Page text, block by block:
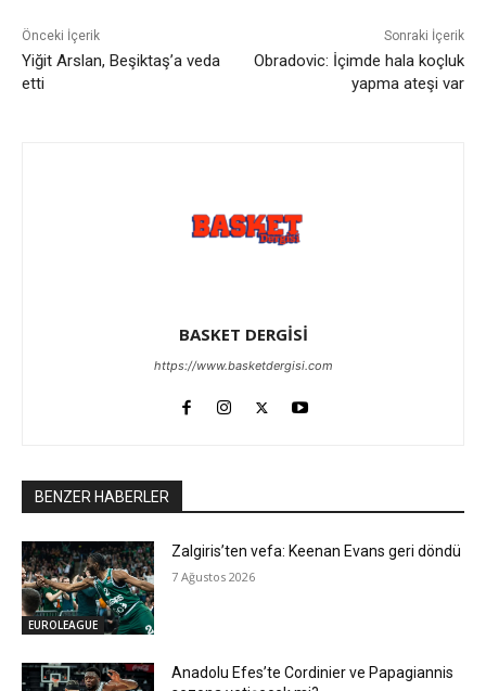
Önceki İçerik
Yiğit Arslan, Beşiktaş’a veda
etti
Sonraki İçerik
Obradovic: İçimde hala koçluk
yapma ateşi var
BASKET DERGİSİ
https://www.basketdergisi.com
BENZER HABERLER
EUROLEAGUE
Zalgiris’ten vefa: Keenan Evans geri döndü
7 Ağustos 2026
Anadolu Efes’te Cordinier ve Papagiannis